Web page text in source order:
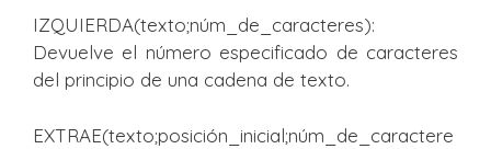
IZQUIERDA(texto;núm_de_caracteres):
Devuelve el número especificado de caracteres
del principio de una cadena de texto.
EXTRAE(texto;posición_inicial;núm_de_caractere